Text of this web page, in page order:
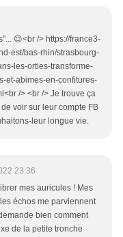
😉<br /> https://france3-
est/bas-rhin/strasbourg-
les-orties-transforme-
et-abimes-en-confitures-
/> <br /> Je trouve ça
voir sur leur compte FB
leur longue vie.
23:36
mes auricules ! Mes
échos me parviennent
bien comment
de la petite tronche